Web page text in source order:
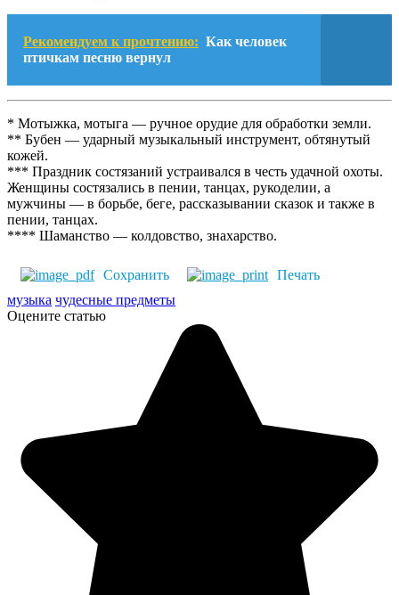
Рекомендуем к прочтению: Как человек
птичкам песню вернул
* Мотыжка, мотыга — ручное орудие для обработки земли.
** Бубен — ударный музыкальный инструмент, обтянутый
кожей.
*** Праздник состязаний устраивался в честь удачной охоты.
Женщины состязались в пении, танцах, рукоделии, а
мужчины — в борьбе, беге, рассказывании сказок и также в
пении, танцах.
**** Шаманство — колдовство, знахарство.
Сохранить
Печать
музыка чудесные предметы
Оцените статью